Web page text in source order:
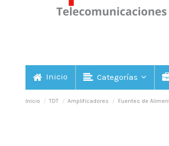
Inicio Categorías
Inicio TDT Amplificadores Fuentes de